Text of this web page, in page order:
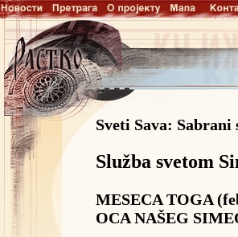
Sveti Sava: Sabrani
Služba svetom
MESECA TOGA
OCA NAŠEG